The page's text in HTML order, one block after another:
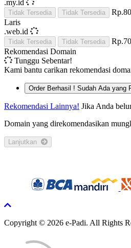
.my.id
Tidak Tersedia Tidak Tersedia
Laris
.web.id
Tidak Tersedia Tidak Tersedia
Rekomendasi Domain
Tunggu Sebentar!
Kami bantu carikan rekomendasi
Order Berhasil ! Sudah Ada yang
Rekomendasi Lainnya! Jika Anda
Domain yang direkomendasikan
Copyright © 2026 e-Padi. All Rights